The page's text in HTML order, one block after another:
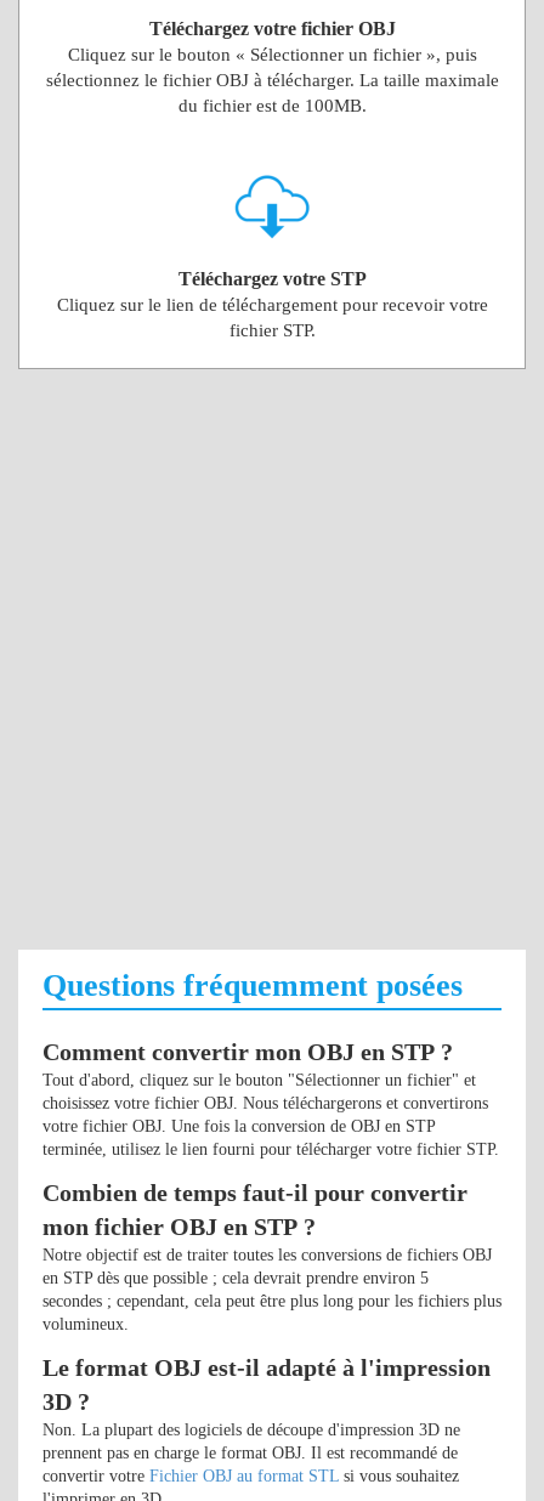
Téléchargez votre fichier OBJ
Cliquez sur le bouton « Sélectionner un fichier », puis
sélectionnez le fichier OBJ à télécharger. La taille maximale
du fichier est de 100MB.
Téléchargez votre STP
Cliquez sur le lien de téléchargement pour recevoir votre
fichier STP.
Questions fréquemment posées
Comment convertir mon OBJ en STP ?
Tout d'abord, cliquez sur le bouton "Sélectionner un fichier" et
choisissez votre fichier OBJ. Nous téléchargerons et convertirons
votre fichier OBJ. Une fois la conversion de OBJ en STP
terminée, utilisez le lien fourni pour télécharger votre fichier STP.
Combien de temps faut-il pour convertir
mon fichier OBJ en STP ?
Notre objectif est de traiter toutes les conversions de fichiers OBJ
en STP dès que possible ; cela devrait prendre environ 5
secondes ; cependant, cela peut être plus long pour les fichiers plus
volumineux.
Le format OBJ est-il adapté à l'impression
3D ?
Non. La plupart des logiciels de découpe d'impression 3D ne
prennent pas en charge le format OBJ. Il est recommandé de
convertir votre Fichier OBJ au format STL si vous souhaitez